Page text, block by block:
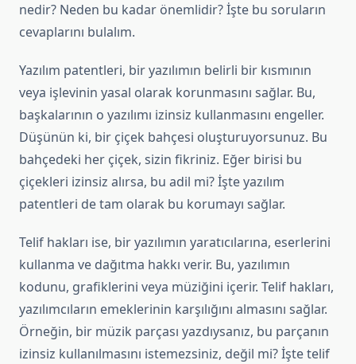
nedir? Neden bu kadar önemlidir? İşte bu soruların
cevaplarını bulalım.
Yazılım patentleri, bir yazılımın belirli bir kısmının
veya işlevinin yasal olarak korunmasını sağlar. Bu,
başkalarının o yazılımı izinsiz kullanmasını engeller.
Düşünün ki, bir çiçek bahçesi oluşturuyorsunuz. Bu
bahçedeki her çiçek, sizin fikriniz. Eğer birisi bu
çiçekleri izinsiz alırsa, bu adil mi? İşte yazılım
patentleri de tam olarak bu korumayı sağlar.
Telif hakları ise, bir yazılımın yaratıcılarına, eserlerini
kullanma ve dağıtma hakkı verir. Bu, yazılımın
kodunu, grafiklerini veya müziğini içerir. Telif hakları,
yazılımcıların emeklerinin karşılığını almasını sağlar.
Örneğin, bir müzik parçası yazdıysanız, bu parçanın
izinsiz kullanılmasını istemezsiniz, değil mi? İşte telif